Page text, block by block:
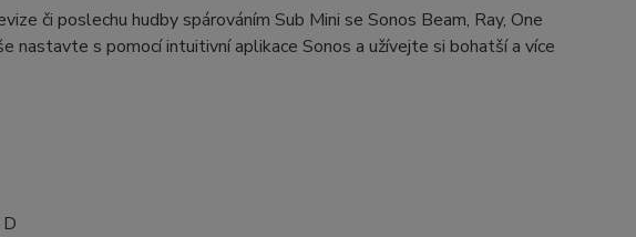
či poslechu hudby spárováním Sub Mini se Sonos Beam, Ray, One
nastavte s pomocí intuitivní aplikace Sonos a užívejte si bohatší a více